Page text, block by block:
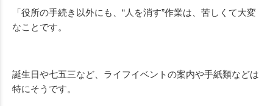
「役所の手続き以外にも、“人を消す”作業は、苦しくて大変
なことです。
誕生日や七五三など、ライフイベントの案内や手紙類などは
特にそうです。